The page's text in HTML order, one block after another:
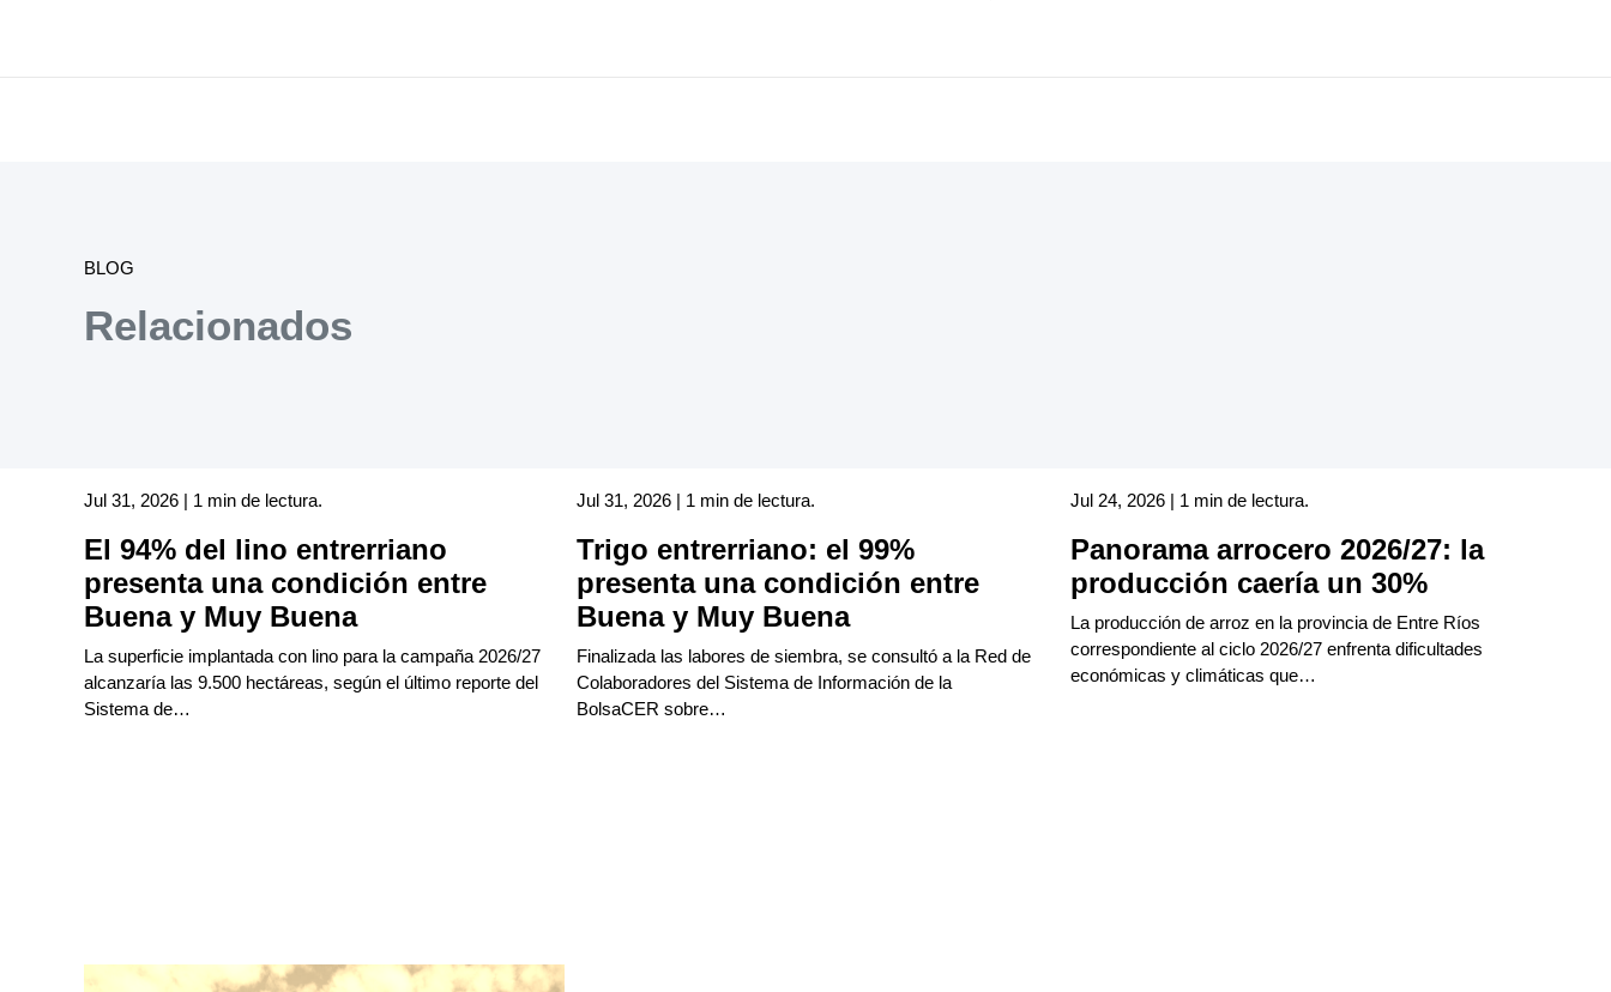
BLOG
Relacionados
Jul 31, 2026 | 1 min de lectura.
El 94% del lino entrerriano
presenta una condición entre
Buena y Muy Buena
La superficie implantada con lino para la campaña 2026/27
alcanzaría las 9.500 hectáreas, según el último reporte del
Sistema de…
Jul 31, 2026 | 1 min de lectura.
Trigo entrerriano: el 99%
presenta una condición entre
Buena y Muy Buena
Finalizada las labores de siembra, se consultó a la Red de
Colaboradores del Sistema de Información de la
BolsaCER sobre…
Jul 24, 2026 | 1 min de lectura.
Panorama arrocero 2026/27: la
producción caería un 30%
La producción de arroz en la provincia de Entre Ríos
correspondiente al ciclo 2026/27 enfrenta dificultades
económicas y climáticas que…